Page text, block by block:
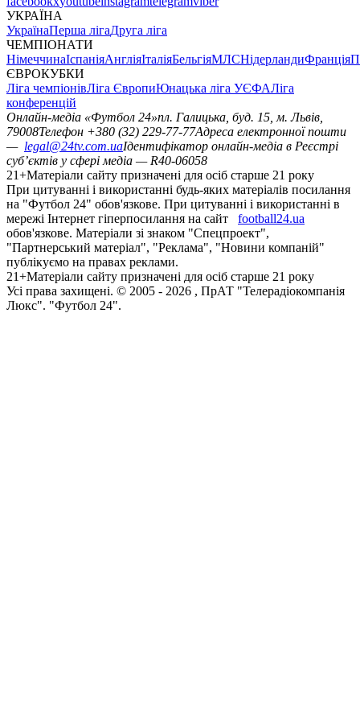
УКРАЇНА
УкраїнаПерша лігаДруга ліга
ЧЕМПІОНАТИ
НімеччинаІспаніяАнгліяІталіяБельгіяМЛСНідерландиФранція
ЄВРОКУБКИ
Ліга чемпіонівЛіга ЄвропиЮнацька ліга УЄФАЛіга
конференцій
Онлайн-медіа «Футбол 24»пл. Галицька, буд. 15, м. Львів,
79008Телефон +380 (32) 229-77-77Адреса електронної пошти
— legal@24tv.com.uaІдентифікатор онлайн-медіа в Реєстрі
суб’єктів у сфері медіа — R40-06058
21+Матеріали сайту призначені для осіб старше 21 року
При цитуванні і використанні будь-яких матеріалів посилання
на "Футбол 24" обов'язкове. При цитуванні і використанні в
мережі Інтернет гіперпосилання на сайт
football24.ua
обов'язкове. Матеріали зі знаком "Спецпроект",
"Партнерський матеріал", "Реклама", "Новини компаній"
публікуємо на правах реклами.
21+Матеріали сайту призначені для осіб старше 21 року
Усi права захищенi. © 2005 - 2026 , ПрАТ "Телерадіокомпанія
Люкс". "Футбол 24".